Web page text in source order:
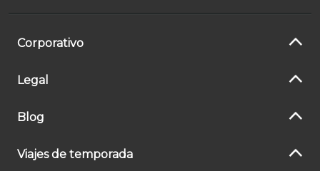
Corporativo
Legal
Blog
Viajes de temporada